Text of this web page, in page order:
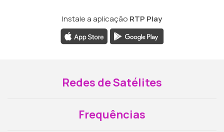
Instale a aplicação RTP Play
Redes de Satélites
Frequências